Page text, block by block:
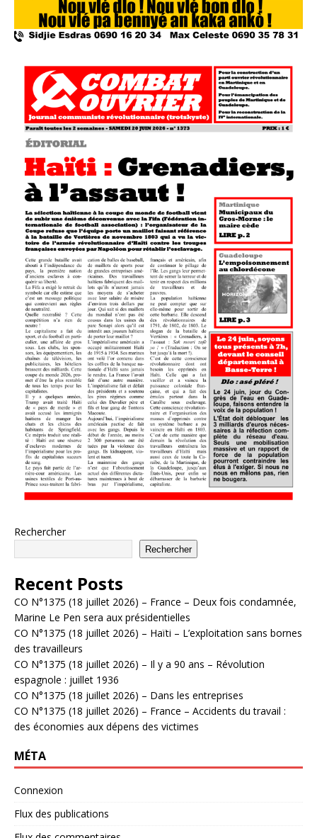
Rechercher
Rechercher
Recent Posts
CO N°1375 (18 juillet 2026) – France – Deux fois condamnée,
Marine Le Pen sera aux présidentielles
CO N°1375 (18 juillet 2026) – Haïti – L’exploitation sans bornes
des travailleurs
CO N°1375 (18 juillet 2026) – Il y a 90 ans – Révolution
espagnole : juillet 1936
CO N°1375 (18 juillet 2026) – Dans les entreprises
CO N°1375 (18 juillet 2026) – France – Accidents du travail :
des économies aux dépens des victimes
MÉTA
Connexion
Flux des publications